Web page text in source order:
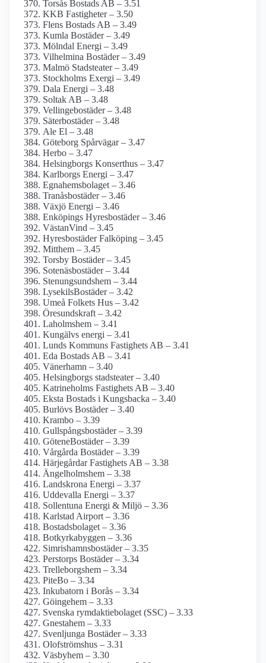
Torsås Bostads AB – 3.51
KKB Fastigheter – 3.50
Flens Bostads AB – 3.49
Kumla Bostäder – 3.49
Mölndal Energi – 3.49
Vilhelmina Bostäder – 3.49
Malmö Stadsteater – 3.49
Stockholms Exergi – 3.49
Dala Energi – 3.48
Soltak AB – 3.48
Vellingebostäder – 3.48
Säterbostäder – 3.48
Ale El – 3.48
Göteborg Spårvägar – 3.47
Herbo – 3.47
Helsingborgs Konserthus – 3.47
Karlborgs Energi – 3.47
Egnahemsbolaget – 3.46
Tranåsbostäder – 3.46
Växjö Energi – 3.46
Enköpings Hyresbostäder – 3.46
VästanVind – 3.45
Hyresbostäder Falköping – 3.45
Mitthem – 3.45
Torsby Bostäder – 3.45
Sotenäsbostäder – 3.44
Stenungsundshem – 3.44
LysekilsBostäder – 3.42
Umeå Folkets Hus – 3.42
Öresundskraft – 3.42
Laholmshem – 3.41
Kungälvs energi – 3.41
Lunds Kommuns Fastighets AB – 3.41
Eda Bostads AB – 3.41
Vänerhamn – 3.40
Helsingborgs stadsteater – 3.40
Katrineholms Fastighets AB – 3.40
Eksta Bostads i Kungsbacka – 3.40
Burlövs Bostäder – 3.40
Krambo – 3.39
Gullspångsbostäder – 3.39
GöteneBostäder – 3.39
Vårgårda Bostäder – 3.39
Härjegårdar Fastighets AB – 3.38
Ängelholmshem – 3.38
Landskrona Energi – 3.37
Uddevalla Energi – 3.37
Sollentuna Energi & Miljö – 3.36
Karlstad Airport – 3.36
Bostadsbolaget – 3.36
Botkyrkabyggen – 3.36
Simrishamnsbostäder – 3.35
Perstorps Bostäder – 3.34
Trelleborgshem – 3.34
PiteBo – 3.34
Inkubatorn i Borås – 3.34
Göingehem – 3.33
Svenska rymdaktie­bolaget (SSC) – 3.33
Gnestahem – 3.33
Svenljunga Bostäder – 3.33
Olofströmshus – 3.31
Väsbyhem – 3.30